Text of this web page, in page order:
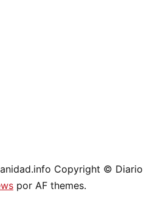
Copyright © Diario
por AF themes.